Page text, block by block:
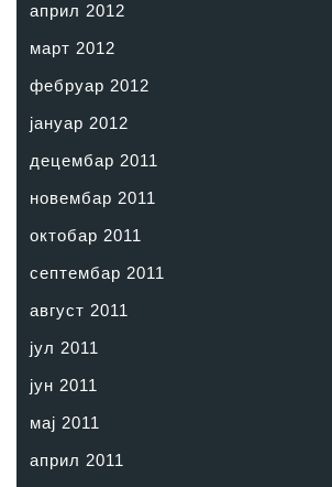
април 2012
март 2012
фебруар 2012
јануар 2012
децембар 2011
новембар 2011
октобар 2011
септембар 2011
август 2011
јул 2011
јун 2011
мај 2011
април 2011